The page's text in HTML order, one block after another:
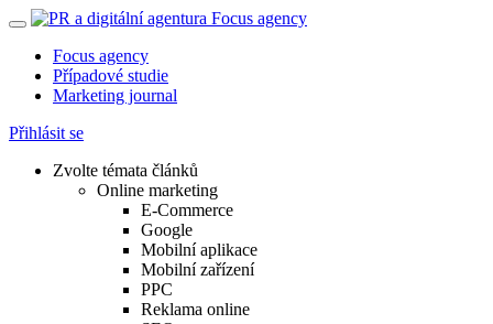
Focus agency
Případové studie
Marketing journal
Přihlásit se
Zvolte témata článků
Online marketing
E-Commerce
Google
Mobilní aplikace
Mobilní zařízení
PPC
Reklama online